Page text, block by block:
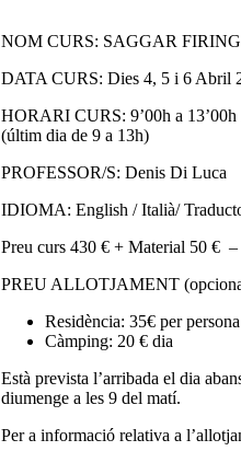
NOM CURS: SAGGAR FIRING
DATA CURS: Dies 4, 5 i 6 Abril
HORARI CURS: 9’00h a 13’00h
(últim dia de 9 a 13h)
PROFESSOR/S: Denis Di Luca
IDIOMA: English / Italià/
Preu curs 430 € + Material 50 €
PREU ALLOTJAMENT
Residència: 35€ per
Càmping: 20 € dia
Està prevista l’arribada el dia
diumenge a les 9 del matí.
Per a informació relativa a